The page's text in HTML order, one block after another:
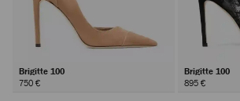
Brigitte 100
750 €
Brigitte 100
895 €